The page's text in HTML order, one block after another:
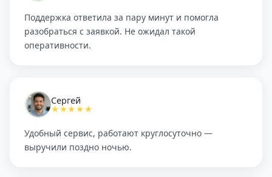
Поддержка ответила за пару минут и помогла
разобраться с заявкой. Не ожидал такой
оперативности.
Сергей
★★★★★
Удобный сервис, работают круглосуточно —
выручили поздно ночью.